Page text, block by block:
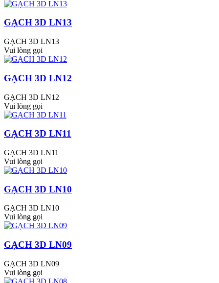
GẠCH 3D LN13
GẠCH 3D LN13
Vui lòng gọi
GẠCH 3D LN12
GẠCH 3D LN12
Vui lòng gọi
GẠCH 3D LN11
GẠCH 3D LN11
Vui lòng gọi
GẠCH 3D LN10
GẠCH 3D LN10
Vui lòng gọi
GẠCH 3D LN09
GẠCH 3D LN09
Vui lòng gọi